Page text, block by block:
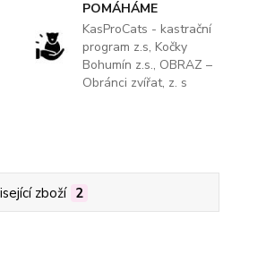
POMÁHÁME
KasProCats - kastrační
program z.s, Kočky
Bohumín z.s., OBRAZ –
Obránci zvířat, z. s
zboží 2